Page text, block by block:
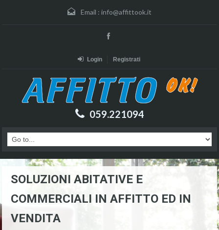
Email : info@affittook.it
Login Registrati
059.221094
SOLUZIONI ABITATIVE E
COMMERCIALI IN AFFITTO ED IN
VENDITA